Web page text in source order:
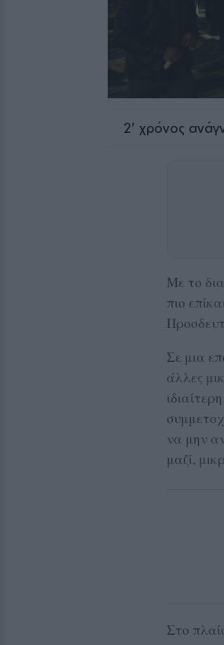
2' χρόνος
Με το
πιο
Σε μια
άλλες
να μην
μαζί,
Στο